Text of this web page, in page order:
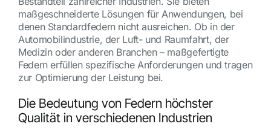
maßgeschneiderte Lösungen für Anwendungen, bei
denen Standardfedern nicht ausreichen. Ob in der
Automobilindustrie, der Luft- und Raumfahrt, der
Medizin oder anderen Branchen – maßgefertigte
Federn erfüllen spezifische Anforderungen und tragen
zur Optimierung der Leistung bei.
Die Bedeutung von Federn höchster
Qualität in verschiedenen Industrien